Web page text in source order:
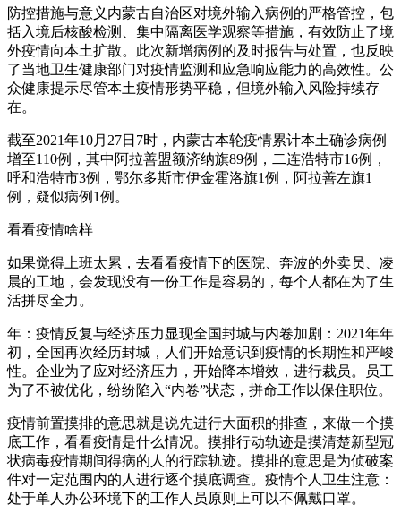
防控措施与意义内蒙古自治区对境外输入病例的严格管控，包
括入境后核酸检测、集中隔离医学观察等措施，有效防止了境
外疫情向本土扩散。此次新增病例的及时报告与处置，也反映
了当地卫生健康部门对疫情监测和应急响应能力的高效性。公
众健康提示尽管本土疫情形势平稳，但境外输入风险持续存
在。
截至2021年10月27日7时，内蒙古本轮疫情累计本土确诊病例
增至110例，其中阿拉善盟额济纳旗89例，二连浩特市16例，
呼和浩特市3例，鄂尔多斯市伊金霍洛旗1例，阿拉善左旗1
例，疑似病例1例。
看看疫情啥样
如果觉得上班太累，去看看疫情下的医院、奔波的外卖员、凌
晨的工地，会发现没有一份工作是容易的，每个人都在为了生
活拼尽全力。
年：疫情反复与经济压力显现全国封城与内卷加剧：2021年年
初，全国再次经历封城，人们开始意识到疫情的长期性和严峻
性。企业为了应对经济压力，开始降本增效，进行裁员。员工
为了不被优化，纷纷陷入“内卷”状态，拼命工作以保住职位。
疫情前置摸排的意思就是说先进行大面积的排查，来做一个摸
底工作，看看疫情是什么情况。摸排行动轨迹是摸清楚新型冠
状病毒疫情期间得病的人的行踪轨迹。摸排的意思是为侦破案
件对一定范围内的人进行逐个摸底调查。疫情个人卫生注意：
处于单人办公环境下的工作人员原则上可以不佩戴口罩。